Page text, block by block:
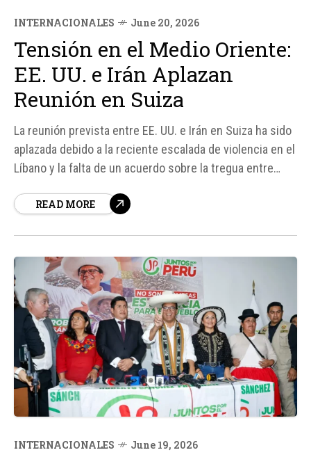
INTERNACIONALES June 20, 2026
Tensión en el Medio Oriente:
EE. UU. e Irán Aplazan
Reunión en Suiza
La reunión prevista entre EE. UU. e Irán en Suiza ha sido
aplazada debido a la reciente escalada de violencia en el
Líbano y la falta de un acuerdo sobre la tregua entre
acordado entre Israel y la milicia Hizbulá es un...
READ MORE
INTERNACIONALES June 19, 2026